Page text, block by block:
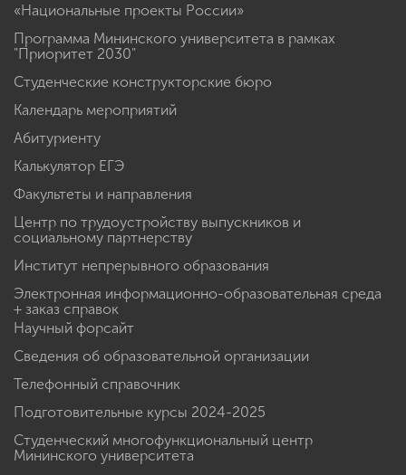
«Национальные проекты России»
Программа Мининского университета в рамках
"Приоритет 2030"
Студенческие конструкторские бюро
Календарь мероприятий
Абитуриенту
Калькулятор ЕГЭ
Факультеты и направления
Центр по трудоустройству выпускников и
социальному партнерству
Институт непрерывного образования
Электронная информационно-образовательная среда
+ заказ справок
Научный форсайт
Сведения об образовательной организации
Телефонный справочник
Подготовительные курсы 2024-2025
Студенческий многофункциональный центр
Мининского университета